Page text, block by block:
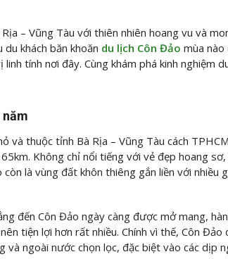
– Vũng Tàu với thiên nhiên hoang vu và
khách băn khoăn du lịch Côn Đảo mùa nào
tính nơi đây. Cùng khám phá kinh nghiệm
và thuộc tỉnh Bà Rịa – Vũng Tàu cách
Không chỉ nổi tiếng với vẻ đẹp hoang sơ,
là vùng đất khôn thiêng gắn liền với nhiều
đến Côn Đảo ngày càng được mở mang,
tiện lợi hơn rất nhiều. Chính vì thế, Côn Đảo
ngoài nước chọn lọc, đặc biệt vào các dịp